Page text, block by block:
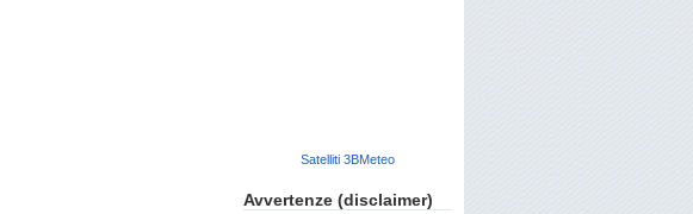
Satelliti 3BMeteo
Avvertenze (disclaimer)